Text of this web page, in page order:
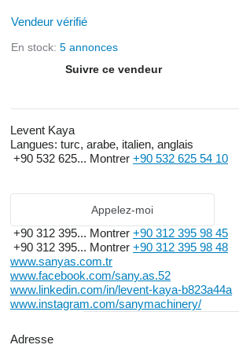
Vendeur vérifié
En stock: 5 annonces
Suivre ce vendeur
Levent Kaya
Langues: turc, arabe, italien, anglais
+90 532 625... Montrer +90 532 625 54 10
Appelez-moi
+90 312 395... Montrer +90 312 395 98 45
+90 312 395... Montrer +90 312 395 98 48
www.sanyas.com.tr
www.facebook.com/sany.as.52
www.linkedin.com/in/levent-kaya-b823a44a
www.instagram.com/sanymachinery/
Adresse